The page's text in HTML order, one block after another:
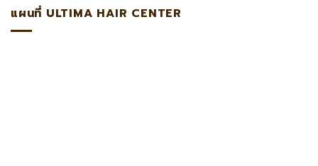
แผนที่ ULTIMA HAIR CENTER